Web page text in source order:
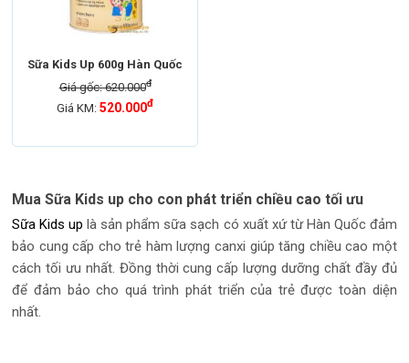
Sữa Kids Up 600g Hàn Quốc
Giá gốc: 620.000đ
Giá KM:520.000đ
Mua Sữa Kids up cho con phát triển chiều cao tối ưu
Sữa Kids up là sản phẩm sữa sạch có xuất xứ từ Hàn Quốc đảm
bảo cung cấp cho trẻ hàm lượng canxi giúp tăng chiều cao một
cách tối ưu nhất. Đồng thời cung cấp lượng dưỡng chất đầy đủ
để đảm bảo cho quá trình phát triển của trẻ được toàn diện
nhất.